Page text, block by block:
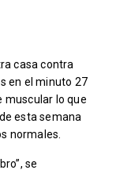
casa contra
en el minuto 27
muscular lo que
esta semana
normales.
se